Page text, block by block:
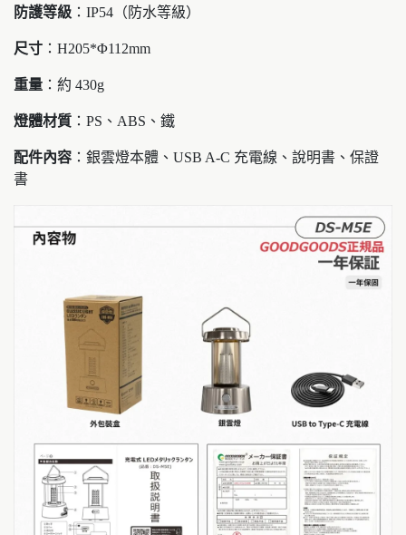
防護等級 ：IP54（防水等級）
尺寸 ： H205*Φ112mm
重量 ： 約 430g
燈體材質 ： PS、ABS、鐵
配件內容 ：銀雲燈本體、USB A-C 充電線、說明書、保證
書